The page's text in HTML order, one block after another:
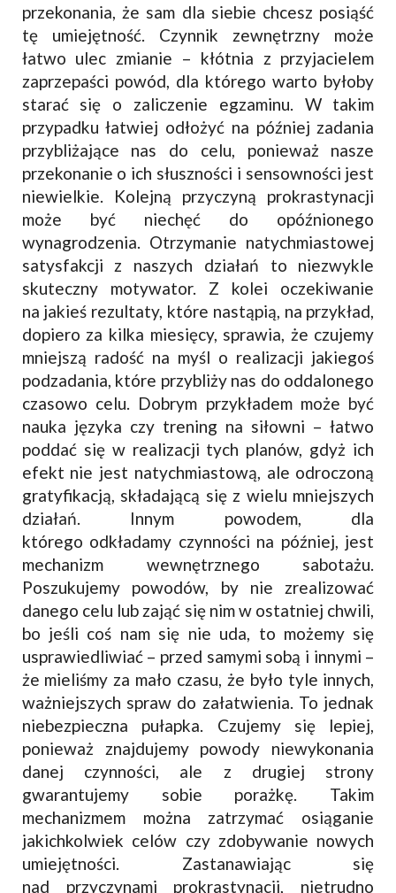
przekonania, że sam dla siebie chcesz posiąść
tę umiejętność. Czynnik zewnętrzny może
łatwo ulec zmianie – kłótnia z przyjacielem
zaprzepaści powód, dla którego warto byłoby
starać się o zaliczenie egzaminu. W takim
przypadku łatwiej odłożyć na później zadania
przybliżające nas do celu, ponieważ nasze
przekonanie o ich słuszności i sensowności jest
niewielkie. Kolejną przyczyną prokrastynacji
może być niechęć do opóźnionego
wynagrodzenia. Otrzymanie natychmiastowej
satysfakcji z naszych działań to niezwykle
skuteczny motywator. Z kolei oczekiwanie
na jakieś rezultaty, które nastąpią, na przykład,
dopiero za kilka miesięcy, sprawia, że czujemy
mniejszą radość na myśl o realizacji jakiegoś
podzadania, które przybliży nas do oddalonego
czasowo celu. Dobrym przykładem może być
nauka języka czy trening na siłowni – łatwo
poddać się w realizacji tych planów, gdyż ich
efekt nie jest natychmiastową, ale odroczoną
gratyfikacją, składającą się z wielu mniejszych
działań. Innym powodem, dla
którego odkładamy czynności na później, jest
mechanizm wewnętrznego sabotażu.
Poszukujemy powodów, by nie zrealizować
danego celu lub zająć się nim w ostatniej chwili,
bo jeśli coś nam się nie uda, to możemy się
usprawiedliwiać – przed samymi sobą i innymi –
że mieliśmy za mało czasu, że było tyle innych,
ważniejszych spraw do załatwienia. To jednak
niebezpieczna pułapka. Czujemy się lepiej,
ponieważ znajdujemy powody niewykonania
danej czynności, ale z drugiej strony
gwarantujemy sobie porażkę. Takim
mechanizmem można zatrzymać osiąganie
jakichkolwiek celów czy zdobywanie nowych
umiejętności. Zastanawiając się
nad przyczynami prokrastynacji, nietrudno